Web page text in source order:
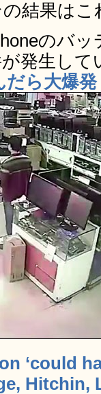
結果はこ
のバ
発生して
ら大爆
‘could
Hitchin,